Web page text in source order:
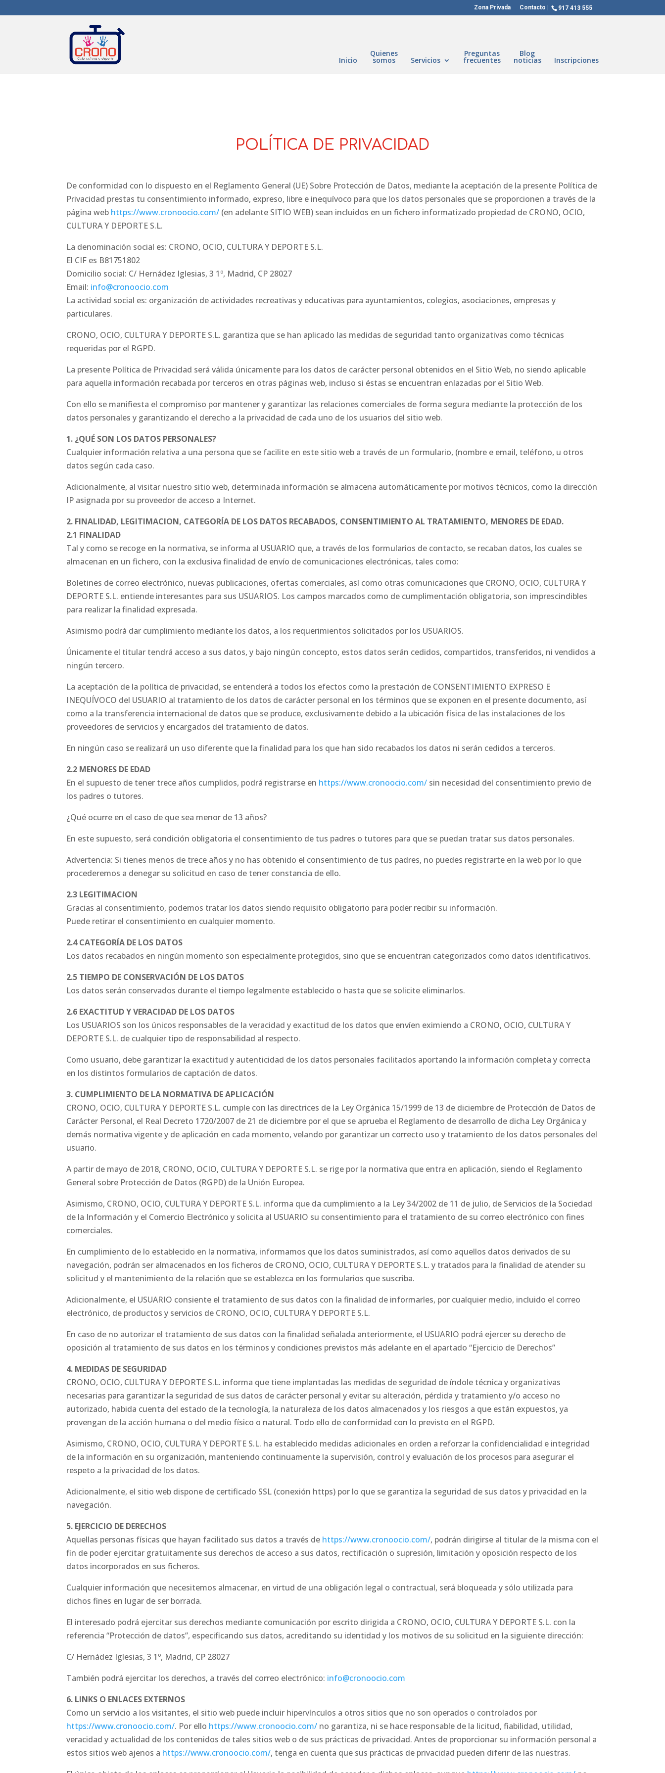
917 413 555
Zona Privada Contacto
Inicio
Quienes
somos Servicios
Preguntas
frecuentes
Blog
noticias Inscripciones
POLÍTICA DE PRIVACIDAD
De conformidad con lo dispuesto en el Reglamento General (UE) Sobre Protección de Datos, mediante la aceptación de la presente Política de
Privacidad prestas tu consentimiento informado, expreso, libre e inequívoco para que los datos personales que se proporcionen a través de la
página web https://www.cronoocio.com/ (en adelante SITIO WEB) sean incluidos en un fichero informatizado propiedad de CRONO, OCIO,
CULTURA Y DEPORTE S.L.
La denominación social es: CRONO, OCIO, CULTURA Y DEPORTE S.L.
El CIF es B81751802
Domicilio social: C/ Hernádez Iglesias, 3 1º, Madrid, CP 28027
Email: info@cronoocio.com
La actividad social es: organización de actividades recreativas y educativas para ayuntamientos, colegios, asociaciones, empresas y
particulares.
CRONO, OCIO, CULTURA Y DEPORTE S.L. garantiza que se han aplicado las medidas de seguridad tanto organizativas como técnicas
requeridas por el RGPD.
La presente Política de Privacidad será válida únicamente para los datos de carácter personal obtenidos en el Sitio Web, no siendo aplicable
para aquella información recabada por terceros en otras páginas web, incluso si éstas se encuentran enlazadas por el Sitio Web.
Con ello se manifiesta el compromiso por mantener y garantizar las relaciones comerciales de forma segura mediante la protección de los
datos personales y garantizando el derecho a la privacidad de cada uno de los usuarios del sitio web.
1. ¿QUÉ SON LOS DATOS PERSONALES?
Cualquier información relativa a una persona que se facilite en este sitio web a través de un formulario, (nombre e email, teléfono, u otros
datos según cada caso.
Adicionalmente, al visitar nuestro sitio web, determinada información se almacena automáticamente por motivos técnicos, como la dirección
IP asignada por su proveedor de acceso a Internet.
2. FINALIDAD, LEGITIMACION, CATEGORÍA DE LOS DATOS RECABADOS, CONSENTIMIENTO AL TRATAMIENTO, MENORES DE EDAD.
2.1 FINALIDAD
Tal y como se recoge en la normativa, se informa al USUARIO que, a través de los formularios de contacto, se recaban datos, los cuales se
almacenan en un fichero, con la exclusiva finalidad de envío de comunicaciones electrónicas, tales como:
Boletines de correo electrónico, nuevas publicaciones, ofertas comerciales, así como otras comunicaciones que CRONO, OCIO, CULTURA Y
DEPORTE S.L. entiende interesantes para sus USUARIOS. Los campos marcados como de cumplimentación obligatoria, son imprescindibles
para realizar la finalidad expresada.
Asimismo podrá dar cumplimiento mediante los datos, a los requerimientos solicitados por los USUARIOS.
Únicamente el titular tendrá acceso a sus datos, y bajo ningún concepto, estos datos serán cedidos, compartidos, transferidos, ni vendidos a
ningún tercero.
La aceptación de la política de privacidad, se entenderá a todos los efectos como la prestación de CONSENTIMIENTO EXPRESO E
INEQUÍVOCO del USUARIO al tratamiento de los datos de carácter personal en los términos que se exponen en el presente documento, así
como a la transferencia internacional de datos que se produce, exclusivamente debido a la ubicación física de las instalaciones de los
proveedores de servicios y encargados del tratamiento de datos.
En ningún caso se realizará un uso diferente que la finalidad para los que han sido recabados los datos ni serán cedidos a terceros.
2.2 MENORES DE EDAD
En el supuesto de tener trece años cumplidos, podrá registrarse en https://www.cronoocio.com/ sin necesidad del consentimiento previo de
los padres o tutores.
¿Qué ocurre en el caso de que sea menor de 13 años?
En este supuesto, será condición obligatoria el consentimiento de tus padres o tutores para que se puedan tratar sus datos personales.
Advertencia: Si tienes menos de trece años y no has obtenido el consentimiento de tus padres, no puedes registrarte en la web por lo que
procederemos a denegar su solicitud en caso de tener constancia de ello.
2.3 LEGITIMACION
Gracias al consentimiento, podemos tratar los datos siendo requisito obligatorio para poder recibir su información.
Puede retirar el consentimiento en cualquier momento.
2.4 CATEGORÍA DE LOS DATOS
Los datos recabados en ningún momento son especialmente protegidos, sino que se encuentran categorizados como datos identificativos.
2.5 TIEMPO DE CONSERVACIÓN DE LOS DATOS
Los datos serán conservados durante el tiempo legalmente establecido o hasta que se solicite eliminarlos.
2.6 EXACTITUD Y VERACIDAD DE LOS DATOS
Los USUARIOS son los únicos responsables de la veracidad y exactitud de los datos que envíen eximiendo a CRONO, OCIO, CULTURA Y
DEPORTE S.L. de cualquier tipo de responsabilidad al respecto.
Como usuario, debe garantizar la exactitud y autenticidad de los datos personales facilitados aportando la información completa y correcta
en los distintos formularios de captación de datos.
3. CUMPLIMIENTO DE LA NORMATIVA DE APLICACIÓN
CRONO, OCIO, CULTURA Y DEPORTE S.L. cumple con las directrices de la Ley Orgánica 15/1999 de 13 de diciembre de Protección de Datos de
Carácter Personal, el Real Decreto 1720/2007 de 21 de diciembre por el que se aprueba el Reglamento de desarrollo de dicha Ley Orgánica y
demás normativa vigente y de aplicación en cada momento, velando por garantizar un correcto uso y tratamiento de los datos personales del
usuario.
A partir de mayo de 2018, CRONO, OCIO, CULTURA Y DEPORTE S.L. se rige por la normativa que entra en aplicación, siendo el Reglamento
General sobre Protección de Datos (RGPD) de la Unión Europea.
Asimismo, CRONO, OCIO, CULTURA Y DEPORTE S.L. informa que da cumplimiento a la Ley 34/2002 de 11 de julio, de Servicios de la Sociedad
de la Información y el Comercio Electrónico y solicita al USUARIO su consentimiento para el tratamiento de su correo electrónico con fines
comerciales.
En cumplimiento de lo establecido en la normativa, informamos que los datos suministrados, así como aquellos datos derivados de su
navegación, podrán ser almacenados en los ficheros de CRONO, OCIO, CULTURA Y DEPORTE S.L. y tratados para la finalidad de atender su
solicitud y el mantenimiento de la relación que se establezca en los formularios que suscriba.
Adicionalmente, el USUARIO consiente el tratamiento de sus datos con la finalidad de informarles, por cualquier medio, incluido el correo
electrónico, de productos y servicios de CRONO, OCIO, CULTURA Y DEPORTE S.L.
En caso de no autorizar el tratamiento de sus datos con la finalidad señalada anteriormente, el USUARIO podrá ejercer su derecho de
oposición al tratamiento de sus datos en los términos y condiciones previstos más adelante en el apartado “Ejercicio de Derechos”
4. MEDIDAS DE SEGURIDAD
CRONO, OCIO, CULTURA Y DEPORTE S.L. informa que tiene implantadas las medidas de seguridad de índole técnica y organizativas
necesarias para garantizar la seguridad de sus datos de carácter personal y evitar su alteración, pérdida y tratamiento y/o acceso no
autorizado, habida cuenta del estado de la tecnología, la naturaleza de los datos almacenados y los riesgos a que están expuestos, ya
provengan de la acción humana o del medio físico o natural. Todo ello de conformidad con lo previsto en el RGPD.
Asimismo, CRONO, OCIO, CULTURA Y DEPORTE S.L. ha establecido medidas adicionales en orden a reforzar la confidencialidad e integridad
de la información en su organización, manteniendo continuamente la supervisión, control y evaluación de los procesos para asegurar el
respeto a la privacidad de los datos.
Adicionalmente, el sitio web dispone de certificado SSL (conexión https) por lo que se garantiza la seguridad de sus datos y privacidad en la
navegación.
5. EJERCICIO DE DERECHOS
Aquellas personas físicas que hayan facilitado sus datos a través de https://www.cronoocio.com/, podrán dirigirse al titular de la misma con el
fin de poder ejercitar gratuitamente sus derechos de acceso a sus datos, rectificación o supresión, limitación y oposición respecto de los
datos incorporados en sus ficheros.
Cualquier información que necesitemos almacenar, en virtud de una obligación legal o contractual, será bloqueada y sólo utilizada para
dichos fines en lugar de ser borrada.
El interesado podrá ejercitar sus derechos mediante comunicación por escrito dirigida a CRONO, OCIO, CULTURA Y DEPORTE S.L. con la
referencia “Protección de datos”, especificando sus datos, acreditando su identidad y los motivos de su solicitud en la siguiente dirección:
C/ Hernádez Iglesias, 3 1º, Madrid, CP 28027
También podrá ejercitar los derechos, a través del correo electrónico: info@cronoocio.com
6. LINKS O ENLACES EXTERNOS
Como un servicio a los visitantes, el sitio web puede incluir hipervínculos a otros sitios que no son operados o controlados por
https://www.cronoocio.com/. Por ello https://www.cronoocio.com/ no garantiza, ni se hace responsable de la licitud, fiabilidad, utilidad,
veracidad y actualidad de los contenidos de tales sitios web o de sus prácticas de privacidad. Antes de proporcionar su información personal a
estos sitios web ajenos a https://www.cronoocio.com/, tenga en cuenta que sus prácticas de privacidad pueden diferir de las nuestras.